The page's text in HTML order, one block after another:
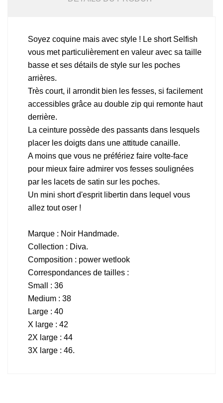
Soyez coquine mais avec style ! Le short Selfish
vous met particulièrement en valeur avec sa taille
basse et ses détails de style sur les poches
arrières.
Très court, il arrondit bien les fesses, si facilement
accessibles grâce au double zip qui remonte haut
derrière.
La ceinture possède des passants dans lesquels
placer les doigts dans une attitude canaille.
A moins que vous ne préfériez faire volte-face
pour mieux faire admirer vos fesses soulignées
par les lacets de satin sur les poches.
Un mini short d'esprit libertin dans lequel vous
allez tout oser !
Marque : Noir Handmade.
Collection : Diva.
Composition : power wetlook
Correspondances de tailles :
Small : 36
Medium : 38
Large : 40
X large : 42
2X large : 44
3X large : 46.